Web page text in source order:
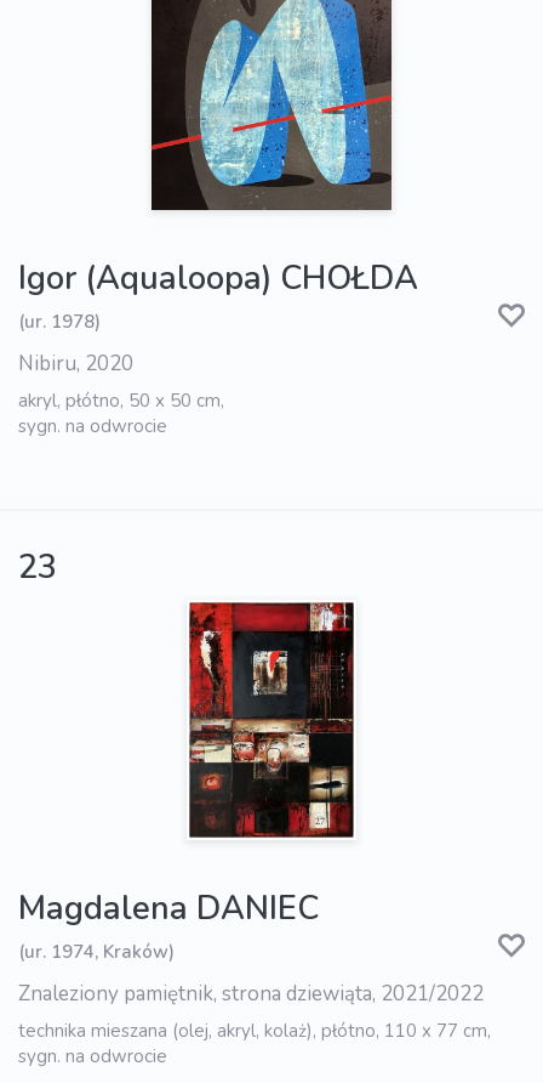
Igor (Aqualoopa) CHOŁDA
(ur. 1978)
Nibiru, 2020
akryl, płótno, 50 x 50 cm,
sygn. na odwrocie
23
Magdalena DANIEC
(ur. 1974, Kraków)
Znaleziony pamiętnik, strona dziewiąta, 2021/2022
technika mieszana (olej, akryl, kolaż), płótno, 110 x 77 cm,
sygn. na odwrocie